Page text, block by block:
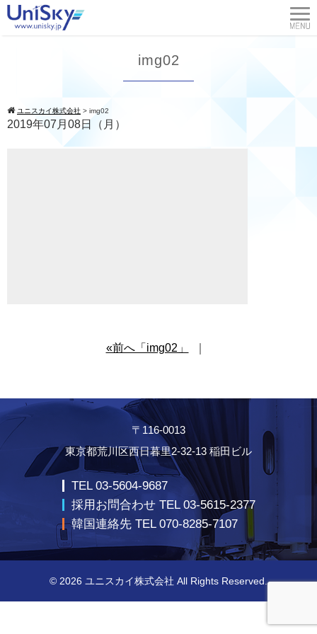
img02
ユニスカイ株式会社 > img02
2019年07月08日（月）
«前へ「img02」
〒116-0013
東京都荒川区西日暮里2-32-13 稲田ビル
TEL 03-5604-9687
採用お問合わせ TEL 03-5615-2377
韓国連絡先 TEL 070-8285-7107
© 2026 ユニスカイ株式会社 All Rights Reserved.